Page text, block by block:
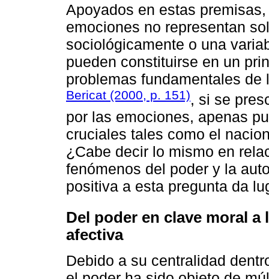
Apoyados en estas
emociones no representan
sociológicamente o una
pueden constituirse en un
problemas fundamentales
Bericat (2000, p. 151), si se
por las emociones, apenas
cruciales tales como el
¿Cabe decir lo mismo en
fenómenos del poder y la
positiva a esta pregunta da
Del poder en clave moral
afectiva
Debido a su centralidad